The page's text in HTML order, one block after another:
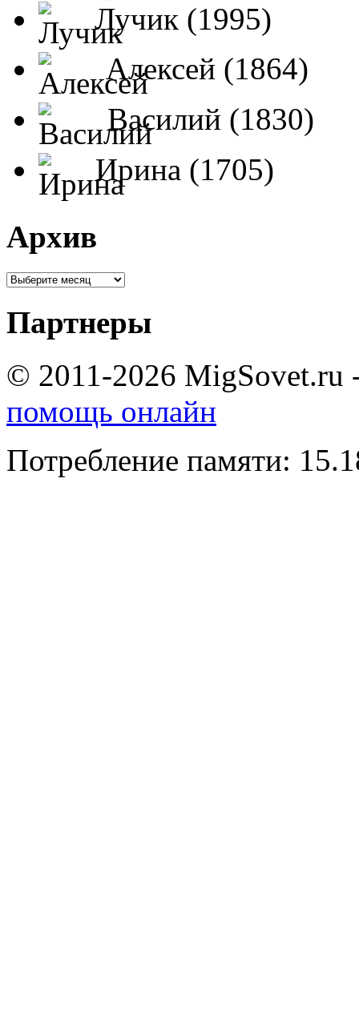
Лучик (1995)
Алексей (1864)
Василий (1830)
Ирина (1705)
Архив
Партнеры
© 2011-2026 MigSovet.ru
помощь онлайн
Потребление памяти: